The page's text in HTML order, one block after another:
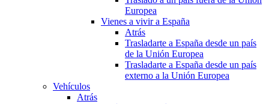
Europea
Vienes a vivir a España
Atrás
Trasladarte a España desde un país
de la Unión Europea
Trasladarte a España desde un país
externo a la Unión Europea
Vehículos
Atrás